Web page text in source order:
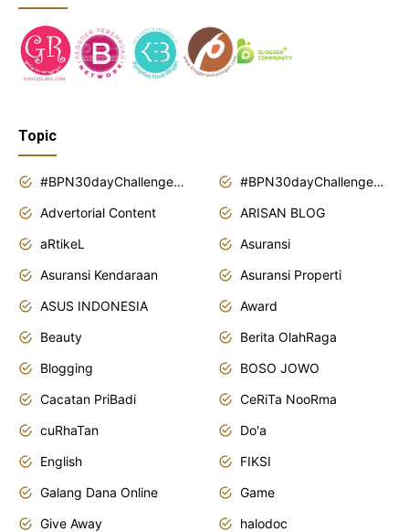
Topic
#BPN30dayChallenge2018
#BPN30dayChallenge2019
Advertorial Content
ARISAN BLOG
aRtikeL
Asuransi
Asuransi Kendaraan
Asuransi Properti
ASUS INDONESIA
Award
Beauty
Berita OlahRaga
Blogging
BOSO JOWO
Cacatan PriBadi
CeRiTa NooRma
cuRhaTan
Do'a
English
FIKSI
Galang Dana Online
Game
Give Away
halodoc